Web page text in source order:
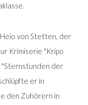
von Stetten, der
Krimiserie "Kripo
"Sternstunden der
er in
den Zuhörern in